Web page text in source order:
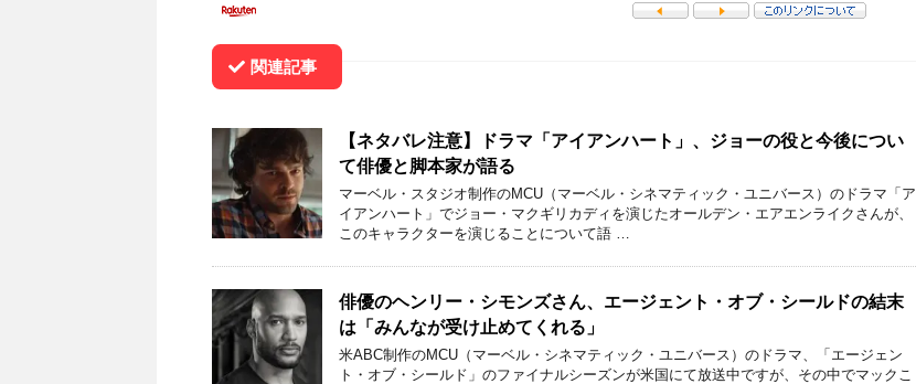
関連記事
【ネタバレ注意】ドラマ「アイアンハート」、ジョーの役と今後につい
て俳優と脚本家が語る
マーベル・スタジオ制作のMCU（マーベル・シネマティック・ユニバース）のドラマ「ア
イアンハート」でジョー・マクギリカディを演じたオールデン・エアエンライクさんが、
このキャラクターを演じることについて語 …
俳優のヘンリー・シモンズさん、エージェント・オブ・シールドの結末
は「みんなが受け止めてくれる」
米ABC制作のMCU（マーベル・シネマティック・ユニバース）のドラマ、「エージェン
ト・オブ・シールド」のファイナルシーズンが米国にて放送中ですが、その中でマックこ